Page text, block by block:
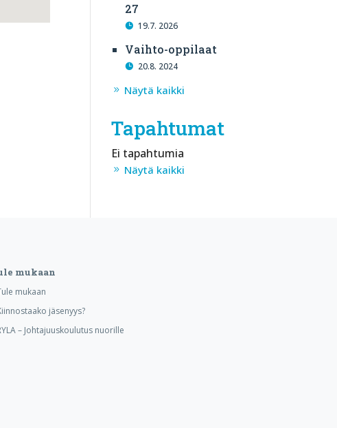
27
19.7. 2026
Vaihto-oppilaat
20.8. 2024
Näytä kaikki
Tapahtumat
Ei tapahtumia
Näytä kaikki
mukaan
mukaan
jäsenyys?
– Johtajuuskoulutus nuorille